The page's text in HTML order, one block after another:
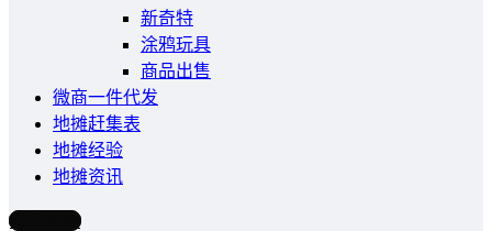
新奇特
涂鸦玩具
商品出售
微商一件代发
地摊赶集表
地摊经验
地摊资讯
写文章